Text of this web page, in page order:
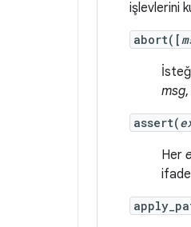
işlevlerini
abort([
msg
assert(
Her